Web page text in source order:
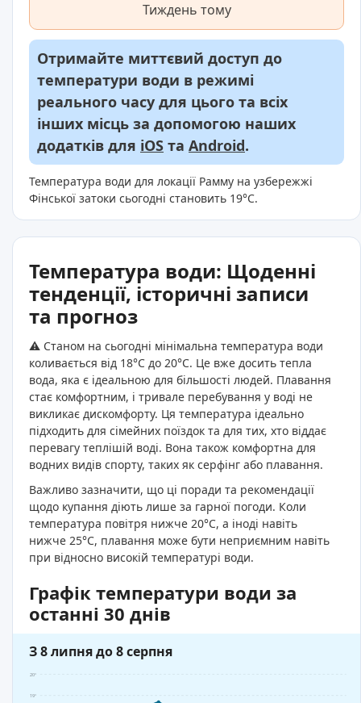
Тиждень тому
Отримайте миттєвий доступ до
температури води в режимі
реального часу для цього та всіх
інших місць за допомогою наших
додатків для iOS та Android.
Температура води для локації Рамму на узбережжі
Фінської затоки сьогодні становить 19°C.
Температура води: Щоденні
тенденції, історичні записи
та прогноз
⚠️ Станом на сьогодні мінімальна температура води
коливається від 18°C до 20°C. Це вже досить тепла
вода, яка є ідеальною для більшості людей. Плавання
стає комфортним, і тривале перебування у воді не
викликає дискомфорту. Ця температура ідеально
підходить для сімейних поїздок та для тих, хто віддає
перевагу теплішій воді. Вона також комфортна для
водних видів спорту, таких як серфінг або плавання.
Важливо зазначити, що ці поради та рекомендації
щодо купання діють лише за гарної погоди. Коли
температура повітря нижче 20°C, а іноді навіть
нижче 25°C, плавання може бути неприємним навіть
при відносно високій температурі води.
Графік температури води за
останні 30 днів
З 8 липня до 8 серпня
19°
20°